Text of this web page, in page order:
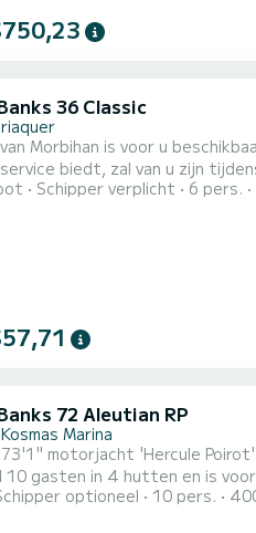
36 Classic
u beschikbaar: Stap aan boord van een Grand Banks 36. Deze trawler, die een "klassieke
biedt, zal van u zijn tijdens deze navigatie buiten de
op het bovendek, u zult de golven voorbij zien komen : De steenhoop van Gavrinis. Het
Schipper verplicht 6 pers.
72 Aleutian RP
Marina
motorjacht 'Hercule
10 gasten in 4 hutten en is
Poirot een luxe
optioneel 10 pers.